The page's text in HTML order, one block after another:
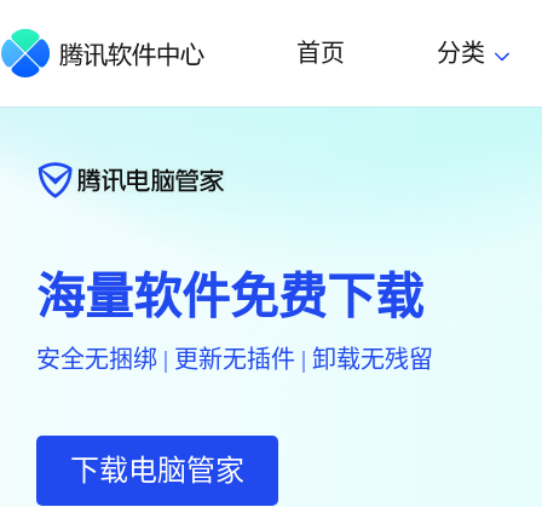
首页 分类
海量软件免费下载
安全无捆绑 | 更新无插件 | 卸载无残留
下载电脑管家